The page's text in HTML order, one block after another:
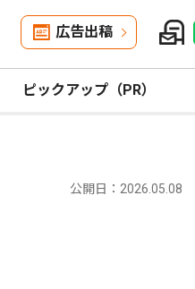
広告出稿
ピックアップ（PR）
公開日：2026.05.08